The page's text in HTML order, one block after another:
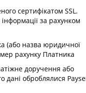
сертифікатом SSL.
за рахунком
(або назва юридичної
рахунку Платника
доручення або
дані оброблялися